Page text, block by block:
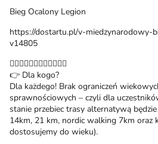
Bieg Ocalony Legion
https://dostartu.pl/v-miedzynarodowy-
v14805
🏃‍♂️🏃‍♀️🏃‍♂️🏃‍♀️🏃‍♂️🏃‍♀️
👉 Dla kogo?
Dla każdego! Brak ograniczeń
sprawnościowych – czyli dla
stanie przebiec trasy alternatywą
14km, 21 km, nordic walking 7km oraz
dostosujemy do wieku).